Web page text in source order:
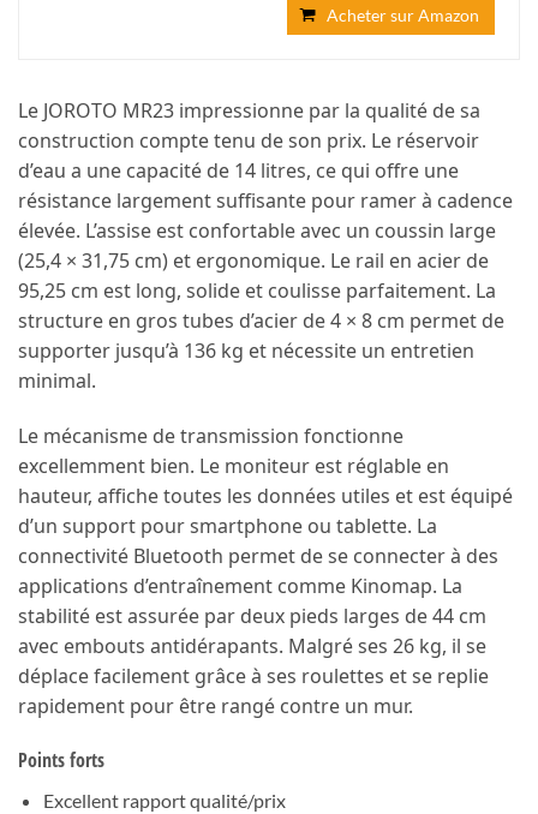
Acheter sur Amazon
Le JOROTO MR23 impressionne par la qualité de sa
construction compte tenu de son prix. Le réservoir
d’eau a une capacité de 14 litres, ce qui offre une
résistance largement suffisante pour ramer à cadence
élevée. L’assise est confortable avec un coussin large
(25,4 × 31,75 cm) et ergonomique. Le rail en acier de
95,25 cm est long, solide et coulisse parfaitement. La
structure en gros tubes d’acier de 4 × 8 cm permet de
supporter jusqu’à 136 kg et nécessite un entretien
minimal.
Le mécanisme de transmission fonctionne
excellemment bien. Le moniteur est réglable en
hauteur, affiche toutes les données utiles et est équipé
d’un support pour smartphone ou tablette. La
connectivité Bluetooth permet de se connecter à des
applications d’entraînement comme Kinomap. La
stabilité est assurée par deux pieds larges de 44 cm
avec embouts antidérapants. Malgré ses 26 kg, il se
déplace facilement grâce à ses roulettes et se replie
rapidement pour être rangé contre un mur.
Points forts
Excellent rapport qualité/prix